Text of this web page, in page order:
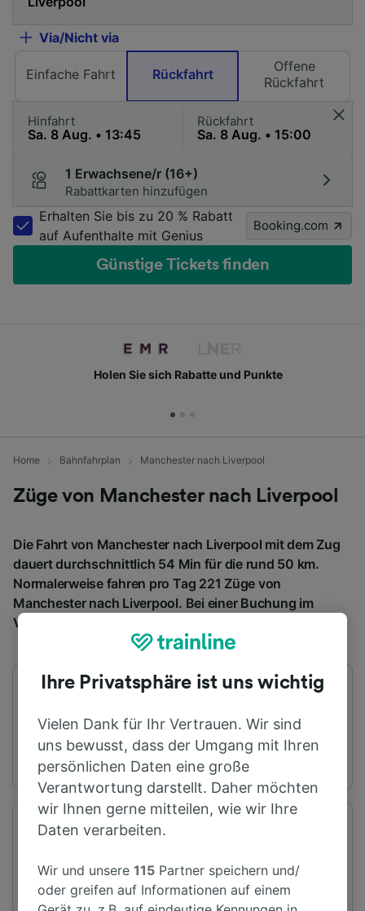
Via/Nicht via
Einfache Fahrt Rückfahrt
Offene
Rückfahrt
Hinfahrt Rückfahrt
1 Erwachsene/r (16+)
Rabattkarten hinzufügen
Erhalten Sie bis zu 20 % Rabatt
auf Aufenthalte mit Genius
Booking.com
Günstige Tickets finden
Holen Sie sich Rabatte und Punkte
Home Bahnfahrplan Manchester nach Liverpool
Züge von Manchester nach Liverpool
Die Fahrt von Manchester nach Liverpool mit dem Zug
dauert durchschnittlich 54 Min für die rund 50 km.
Normalerweise fahren pro Tag 221 Züge von
Manchester nach Liverpool. Bei einer Buchung im
Voraus kosten Tickets ab € 3,31.
Erster Zug
Letzter Zug
Abfahrtsstation
Ihre Privatsphäre ist uns wichtig
Vielen Dank für Ihr Vertrauen. Wir sind
uns bewusst, dass der Umgang mit Ihren
persönlichen Daten eine große
Verantwortung darstellt. Daher möchten
wir Ihnen gerne mitteilen, wie wir Ihre
Daten verarbeiten.
Wir und unsere115 Partner speichern und/
oder greifen auf Informationen auf einem